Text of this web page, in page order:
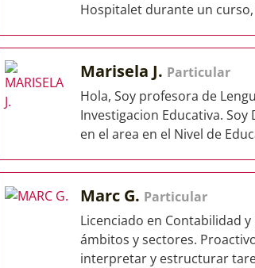
Hospitalet durante un
Marisela J. Particular
Hola, Soy profesora de
Investigacion Educativa.
en el area en el Nivel de
Marc G. Particular
Licenciado en Contabilidad
ámbitos y sectores.
interpretar y estructurar